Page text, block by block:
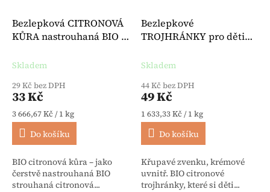
Bezlepková CITRONOVÁ
KŮRA nastrouhaná BIO 9
Skladem
29 Kč bez DPH
33 Kč
Měrná cena:
3 666,67 Kč / 1 kg
Do košíku
BIO citronová kůra – jako
čerstvě nastrouhaná BIO
strouhaná citronová...
Bezlepkové
TROJHRÁNKY pro děti
Skladem
44 Kč bez DPH
49 Kč
Měrná cena:
1 633,33 Kč / 1 kg
Do košíku
Křupavé zvenku, krémové
uvnitř. BIO citronové
trojhránky, které si děti...